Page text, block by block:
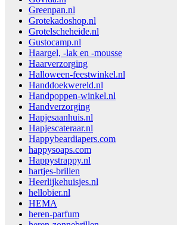
Greenpan.nl
Grotekadoshop.nl
Grotelscheheide.nl
Gustocamp.nl
Haargel, -lak en -mousse
Haarverzorging
Halloween-feestwinkel.nl
Handdoekwereld.nl
Handpoppen-winkel.nl
Handverzorging
Hapjesaanhuis.nl
Hapjescateraar.nl
Happybeardiapers.com
happysoaps.com
Happystrappy.nl
hartjes-brillen
Heerlijkehuisjes.nl
hellobier.nl
HEMA
heren-parfum